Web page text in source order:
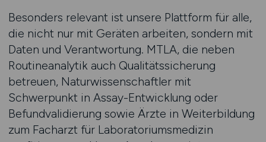
Besonders relevant ist unsere Plattform für alle,
die nicht nur mit Geräten arbeiten, sondern mit
Daten und Verantwortung. MTLA, die neben
Routineanalytik auch Qualitätssicherung
betreuen, Naturwissenschaftler mit
Schwerpunkt in Assay-Entwicklung oder
Befundvalidierung sowie Ärzte in Weiterbildung
zum Facharzt für Laboratoriumsmedizin